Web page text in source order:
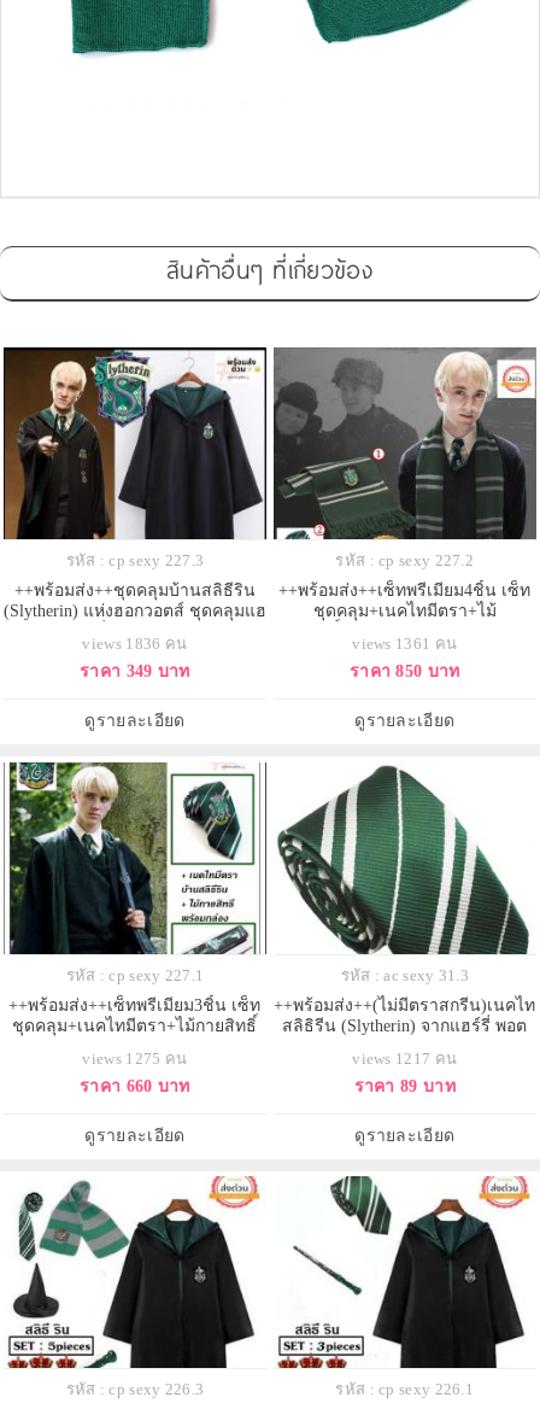
สินค้าอื่นๆ ที่เกี่ยวข้อง
รหัส : cp sexy 227.3
++พร้อมส่ง++ชุดคลุมบ้านสลิธีริน
(Slytherin) แห่งฮอกวอตส์ ชุดคลุมแฮ
views 1836 คน
ราคา 349 บาท
ดูรายละเอียด
รหัส : cp sexy 227.2
++พร้อมส่ง++เซ็ทพรีเมียม4ชิ้น เซ็ท
ชุดคลุม+เนคไทมีตรา+ไม้
(Slytherin) แห่งฮอกวอตส์ ชุดคลุมแฮ
รี่พอตเตอร์
views 1361 คน
ราคา 850 บาท
ดูรายละเอียด
รหัส : cp sexy 227.1
++พร้อมส่ง++เซ็ทพรีเมียม3ชิ้น เซ็ท
ชุดคลุม+เนคไทมีตรา+ไม้กายสิทธิ์
วอตส์ ชุดคลุมแฮรี่พอตเตอร์
views 1275 คน
ราคา 660 บาท
ดูรายละเอียด
รหัส : ac sexy 31.3
++พร้อมส่ง++(ไม่มีตราสกรีน)เนคไท
สลิธิรีน (Slytherin) จากแฮร์รี่ พอต
views 1217 คน
ราคา 89 บาท
ดูรายละเอียด
รหัส : cp sexy 226.3
รหัส : cp sexy 226.1